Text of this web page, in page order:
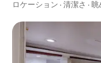
ロケーション · 清潔さ · 眺